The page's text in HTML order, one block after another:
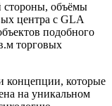
стороны, объёмы
центра с GLA
подобного
торговых
концепции, которые
на уникальном